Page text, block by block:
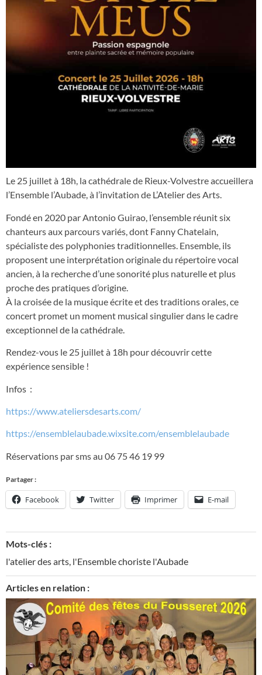
Le 25 juillet à 18h, la cathédrale de Rieux-Volvestre accueillera
l’Ensemble l’Aubade, à l’invitation de L’Atelier des Arts.
Fondé en 2020 par Antonio Guirao, l’ensemble réunit six
chanteurs aux parcours variés, dont Fanny Chatelain,
spécialiste des polyphonies traditionnelles. Ensemble, ils
proposent une interprétation originale du répertoire vocal
ancien, à la recherche d’une sonorité plus naturelle et plus
proche des pratiques d’origine.
À la croisée de la musique écrite et des traditions orales, ce
concert promet un moment musical singulier dans le cadre
exceptionnel de la cathédrale.
Rendez-vous le 25 juillet à 18h pour découvrir cette
expérience sensible !
Infos :
https://www.ateliersdesarts.com/
https://ensemblelaubade.wixsite.com/ensemblelaubade
Réservations par sms au 06 75 46 19 99
Partager :
Facebook Twitter Imprimer E-mail
Mots-clés :
l'atelier des arts, l'Ensemble choriste l'Aubade
Articles en relation :